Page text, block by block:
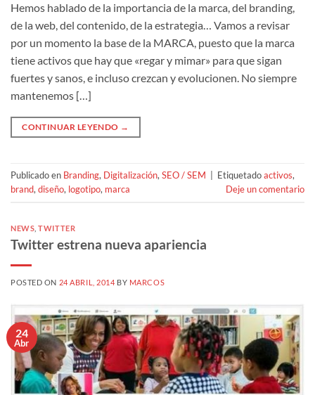
Hemos hablado de la importancia de la marca, del branding,
de la web, del contenido, de la estrategia… Vamos a revisar
por un momento la base de la MARCA, puesto que la marca
tiene activos que hay que «regar y mimar» para que sigan
fuertes y sanos, e incluso crezcan y evolucionen. No siempre
mantenemos […]
CONTINUAR LEYENDO →
Publicado en Branding, Digitalización,SEO / SEM Etiquetadoactivos,
brand,diseño, logotipo, marca Deje un comentario
NEWS ,TWITTER
Twitter estrena nueva apariencia
POSTED ON 24 ABRIL, 2014 BY MARCOS
24
Abr